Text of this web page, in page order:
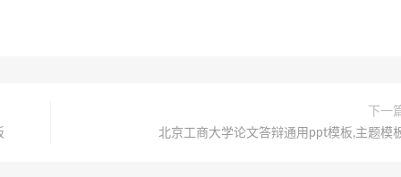
下一
北京工商大学论文答辩通用ppt模板,主题模